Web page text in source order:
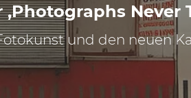
Never
und den neuen